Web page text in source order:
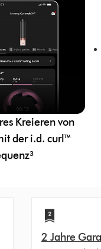
Kreieren von
der i.d. curl™
2 Jahre